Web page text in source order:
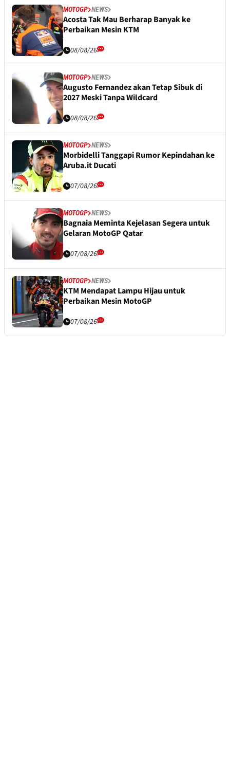
MOTOGP NEWS
Acosta Tak Mau Berharap Banyak ke
Perbaikan Mesin KTM
08/08/26
MOTOGP NEWS
Augusto Fernandez akan Tetap Sibuk di
2027 Meski Tanpa Wildcard
08/08/26
MOTOGP NEWS
Morbidelli Tanggapi Rumor Kepindahan ke
Aruba.it Ducati
07/08/26
MOTOGP NEWS
Bagnaia Meminta Kejelasan Segera untuk
Gelaran MotoGP Qatar
07/08/26
MOTOGP NEWS
KTM Mendapat Lampu Hijau untuk
Perbaikan Mesin MotoGP
07/08/26